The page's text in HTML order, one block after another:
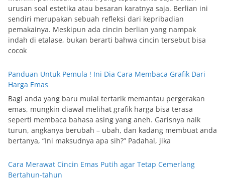
urusan soal estetika atau besaran karatnya saja. Berlian ini
sendiri merupakan sebuah refleksi dari kepribadian
pemakainya. Meskipun ada cincin berlian yang nampak
indah di etalase, bukan berarti bahwa cincin tersebut bisa
cocok
Panduan Untuk Pemula ! Ini Dia Cara Membaca Grafik Dari
Harga Emas
Bagi anda yang baru mulai tertarik memantau pergerakan
emas, mungkin diawal melihat grafik harga bisa terasa
seperti membaca bahasa asing yang aneh. Garisnya naik
turun, angkanya berubah – ubah, dan kadang membuat anda
bertanya, “Ini maksudnya apa sih?” Padahal, jika
Cara Merawat Cincin Emas Putih agar Tetap Cemerlang
Bertahun-tahun